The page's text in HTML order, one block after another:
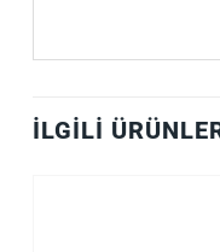
İLGILI